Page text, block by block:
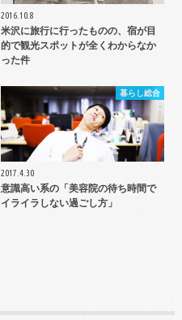
2016.10.8
米沢に旅行に行ったものの、宿が目
的で観光スポットが全くわからなか
った件
暮らし総合
2017.4.30
意識高い系の「美容院の待ち時間で
イライラしない過ごし方」